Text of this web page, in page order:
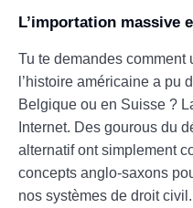
L’importation massive
Tu te demandes
l’histoire américaine a pu
Belgique ou en Suisse ?
Internet. Des gourous du
alternatif ont simplement
concepts anglo-saxons
nos systèmes de droit